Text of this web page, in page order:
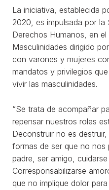
La iniciativa, establecida
2020, es impulsada por
Derechos Humanos, en
Masculinidades dirigido
con varones y mujeres
mandatos y privilegios
vivir las masculinidades.
“Se trata de acompañar
repensar nuestros roles
Deconstruir no es
formas de ser que no nos
padre, ser amigo,
Corresponsabilizarse
que no implique dolor